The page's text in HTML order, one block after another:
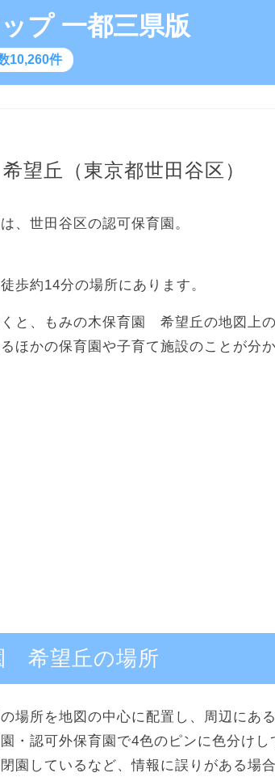
プ 一都三県版
10,260件
望丘（東京都世田谷区）
、世田谷区の認可保育園。
歩約14分の場所にあります。
と、もみの木保育園 希望丘の地図上
ほかの保育園や子育て施設のことが分か
希望丘の場所
場所を地図の中心に配置し、周辺にあ
・認可外保育園で4色のピンに色分けし
園しているなど、情報に誤りがある場合